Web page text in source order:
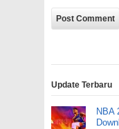
Update Terbaru
NBA